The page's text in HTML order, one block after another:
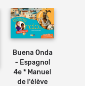
Ajouter
au
Buena Onda
- Espagnol
4e * Manuel
de l'élève